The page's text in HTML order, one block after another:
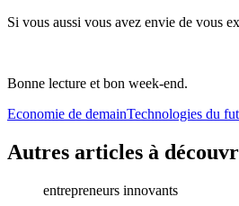
Si vous aussi vous avez envie de vous
Bonne lecture et bon week-end.
Economie de demainTechnologies du
Autres articles à
entrepreneurs innovants